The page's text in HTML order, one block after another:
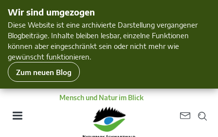
Wir sind umgezogen
Diese Website ist eine archivierte Darstellung vergangener
Blogbeiträge. Inhalte bleiben lesbar, einzelne Funktionen
können aber eingeschränkt sein oder nicht mehr wie
gewünscht funktionieren.
Zum neuen Blog
Mensch und Natur im Blick